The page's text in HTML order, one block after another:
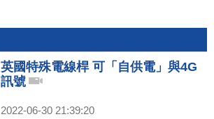
英國特殊電線桿 可「自供電」與4G
訊號
2022-06-30 21:39:20